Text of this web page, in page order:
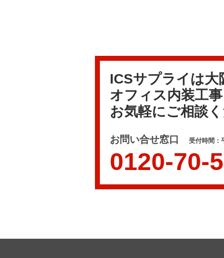
ICSサプライは大
オフィス内装工
お気軽にご相談く
お問い合せ窓口 受付時間：
0120-70-